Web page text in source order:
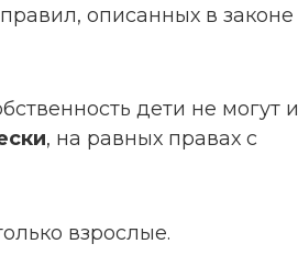
описанных в законе
дети не могут и
, на равных правах с
взрослые.